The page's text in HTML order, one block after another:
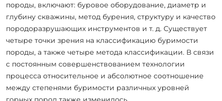
породы, включают: буровое оборудование, диаметр и
глубину скважины, метод бурения, структуру и качество
породоразрушающих инструментов и т. д. Существует
четыре точки зрения на классификацию буримости
породы, а также четыре метода классификации. В связи
с постоянным совершенствованием технологии
процесса относительное и абсолютное соотношение
между степенями буримости различных уровней